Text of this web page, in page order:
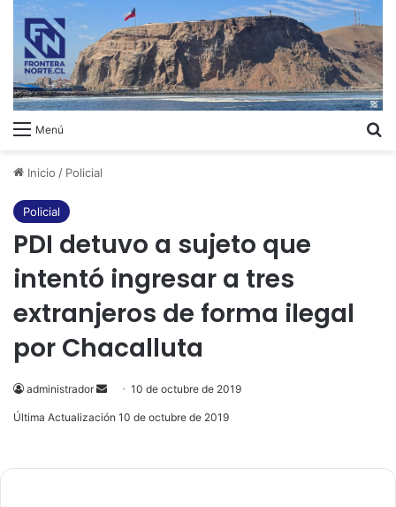
Menú
Inicio / Policial
Policial
PDI detuvo a sujeto que
intentó ingresar a tres
extranjeros de forma ilegal
por Chacalluta
administrador
Send
an
10 de octubre de 2019
Última Actualización 10 de octubre de 2019